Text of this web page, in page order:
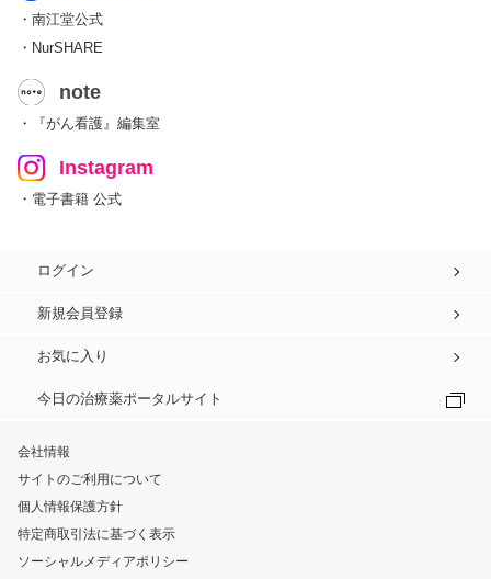
・南江堂公式
・NurSHARE
note
・『がん看護』編集室
Instagram
・電子書籍 公式
ログイン
新規会員登録
お気に入り
今日の治療薬ポータルサイト
会社情報
サイトのご利用について
個人情報保護方針
特定商取引法に基づく表示
ソーシャルメディアポリシー